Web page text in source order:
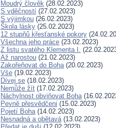
Moudrý člověk (28.02.2023)
S vděčností (27.02.2023)
S výjimkou (26.02.2023)
Škola lásky (25.02.2023)
12 stupňů křesťanské pokory
Všechna jeho práce (23.02.2023)
Z listu svatého Klementa I.
Až narostou (21.02.2023)
Zakořeňovat do Boha(20.02.2023)
Vše (19.02.2023)
Dívej se (18.02.2023)
Nemůže žít (17.02.2023)
Náchylnost obviňovat Boha
Pevně přesvědčeni (15.02.2023)
Pojetí Boha(14.02.2023)
Nesnadná a obětavá(13.02.2023)